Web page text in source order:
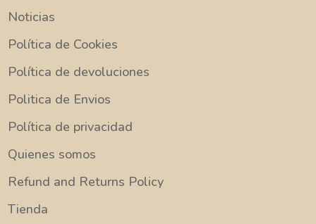
Noticias
Política de Cookies
Política de devoluciones
Politica de Envios
Política de privacidad
Quienes somos
Refund and Returns Policy
Tienda